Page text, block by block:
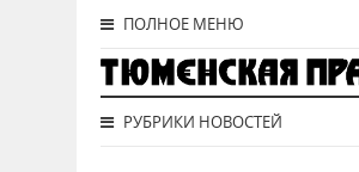
ПОЛНОЕ МЕНЮ
РУБРИКИ НОВОСТЕЙ